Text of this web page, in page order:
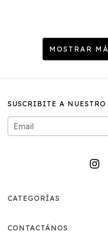
MOSTRAR
SUSCRIBITE A NUESTRO
CATEGORÍAS
CONTACTÁNOS